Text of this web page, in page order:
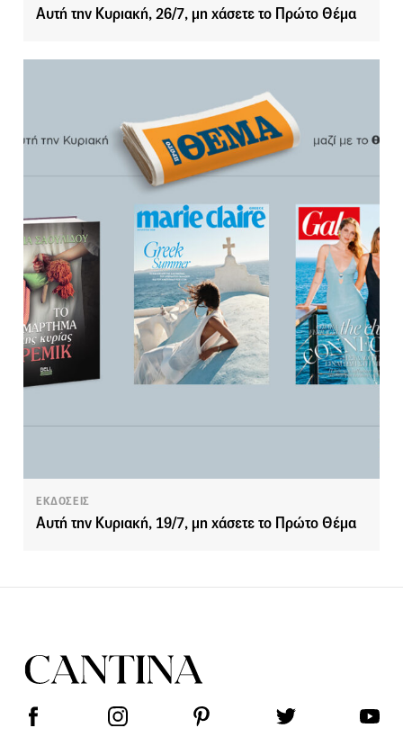
Αυτή την Κυριακή, 26/7, μη χάσετε το Πρώτο Θέμα
ΕΚΔΟΣΕΙΣ
Αυτή την Κυριακή, 19/7, μη χάσετε το Πρώτο Θέμα